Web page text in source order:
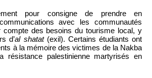
pour consigne de prendre en
avec les communautés
compte des besoins du tourisme local, y
d’al shatat (exil). Certains étudiants ont
à la mémoire des victimes de la Nakba
palestinienne martyrisés en